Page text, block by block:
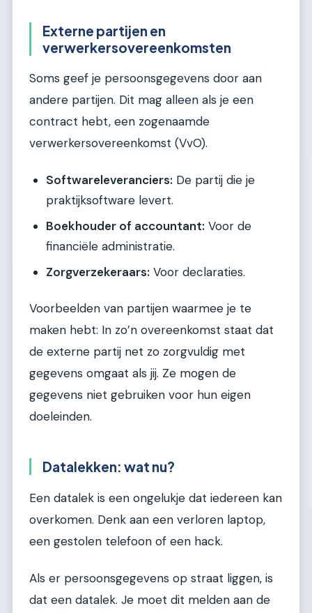
Externe partijen en
verwerkersovereenkomsten
Soms geef je persoonsgegevens door aan
andere partijen. Dit mag alleen als je een
contract hebt, een zogenaamde
verwerkersovereenkomst (VvO).
Softwareleveranciers: De partij die je
praktijksoftware levert.
Boekhouder of accountant: Voor de
financiële administratie.
Zorgverzekeraars: Voor declaraties.
Voorbeelden van partijen waarmee je te
maken hebt: In zo’n overeenkomst staat dat
de externe partij net zo zorgvuldig met
gegevens omgaat als jij. Ze mogen de
gegevens niet gebruiken voor hun eigen
doeleinden.
Datalekken: wat nu?
Een datalek is een ongelukje dat iedereen kan
overkomen. Denk aan een verloren laptop,
een gestolen telefoon of een hack.
Als er persoonsgegevens op straat liggen, is
dat een datalek. Je moet dit melden aan de